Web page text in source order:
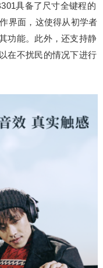
具备了尺寸全键程的
界面，这使得从初学者
功能。此外，还支持静
在不扰民的情况下进行